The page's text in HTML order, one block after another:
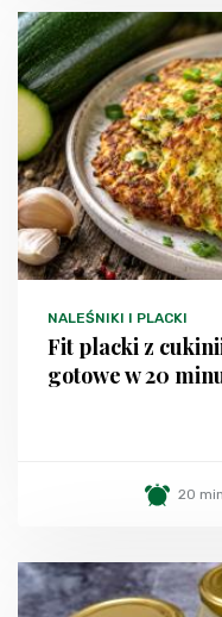
NALEŚNIKI I PLACKI
Fit placki z
gotowe w 20
20